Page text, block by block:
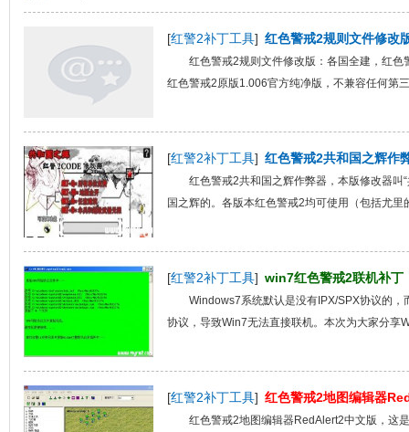
[红警2补丁工具] 红色警戒2规则文件修改
红色警戒2规则文件修改版：各国全建，红
红色警戒2原版1.006官方纯净版，不兼容任何第
[红警2补丁工具] 红色警戒2共和国之辉作
红色警戒2共和国之辉作弊器，本版修改器叫
国之辉的。各版本红色警戒2均可使用（包括尤里
[红警2补丁工具] win7红色警戒2联机补丁
Windows7系统默认是没有IPX/SPX协议的
协议，导致Win7无法直接联机。本次为大家分享
[红警2补丁工具] 红色警戒2地图编辑器
红色警戒2地图编辑器RedAlert2中文版，这